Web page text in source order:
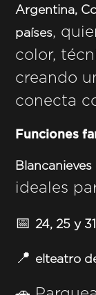
Argentina,
países,
color,
creando
conecta
Funciones
Blancanieves
ideales
📅 24, 25 y
📍 elteatro